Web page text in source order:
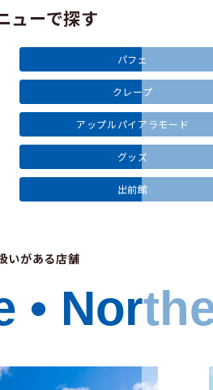
ューで探す
パフェ
クレープ
アップルパイアラモード
グッズ
出前館
いがある店舗
•